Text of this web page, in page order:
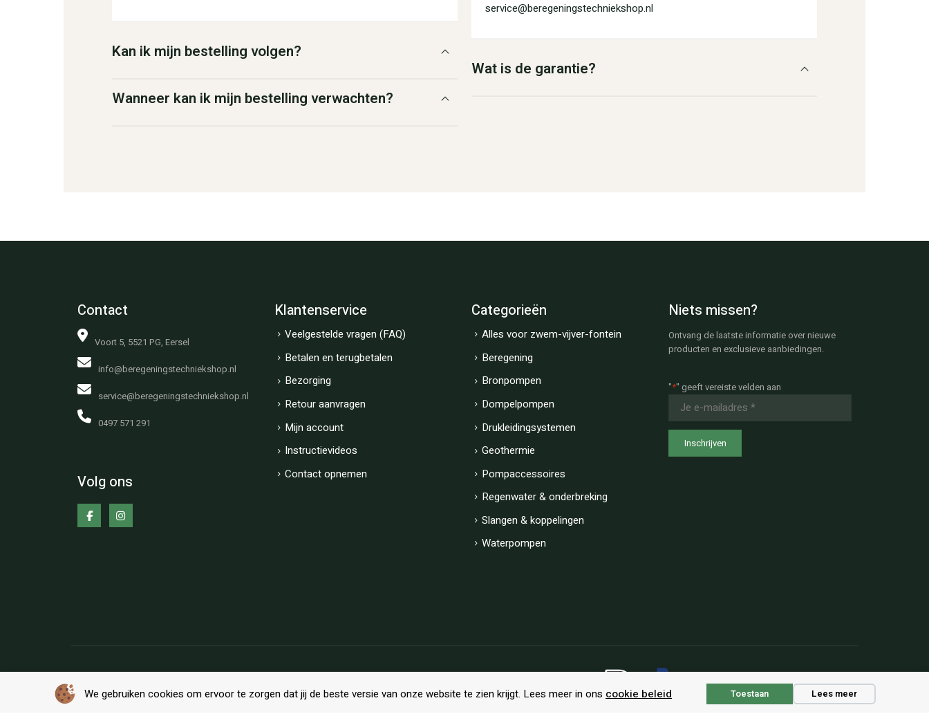
We gebruiken cookies om ervoor te zorgen dat jij de beste versie van onze website te zien krijgt. Lees meer in ons cookie beleid Toestaan Lees meer
Kan ik mijn bestelling volgen?
Wanneer kan ik mijn bestelling verwachten?
service@beregeningstechniekshop.nl
Wat is de garantie?
Contact
Voort 5, 5521 PG, Eersel
info@beregeningstechniekshop.nl
service@beregeningstechniekshop.nl
0497 571 291
Volg ons
Klantenservice
Veelgestelde vragen (FAQ)
Betalen en terugbetalen
Bezorging
Retour aanvragen
Mijn account
Instructievideos
Contact opnemen
Categorieën
Alles voor zwem-vijver-fontein
Beregening
Bronpompen
Dompelpompen
Drukleidingsystemen
Geothermie
Pompaccessoires
Regenwater & onderbreking
Slangen & koppelingen
Waterpompen
Niets missen?
Ontvang de laatste informatie over nieuwe
producten en exclusieve aanbiedingen.
"*" geeft vereiste velden aan
mailadres
*